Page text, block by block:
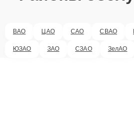
ВАО ЦАО САО СВАО
ЮЗАО ЗАО СЗАО ЗелАО